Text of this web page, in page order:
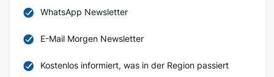
WhatsApp Newsletter
E-Mail Morgen Newsletter
Kostenlos informiert, was in der Region passiert